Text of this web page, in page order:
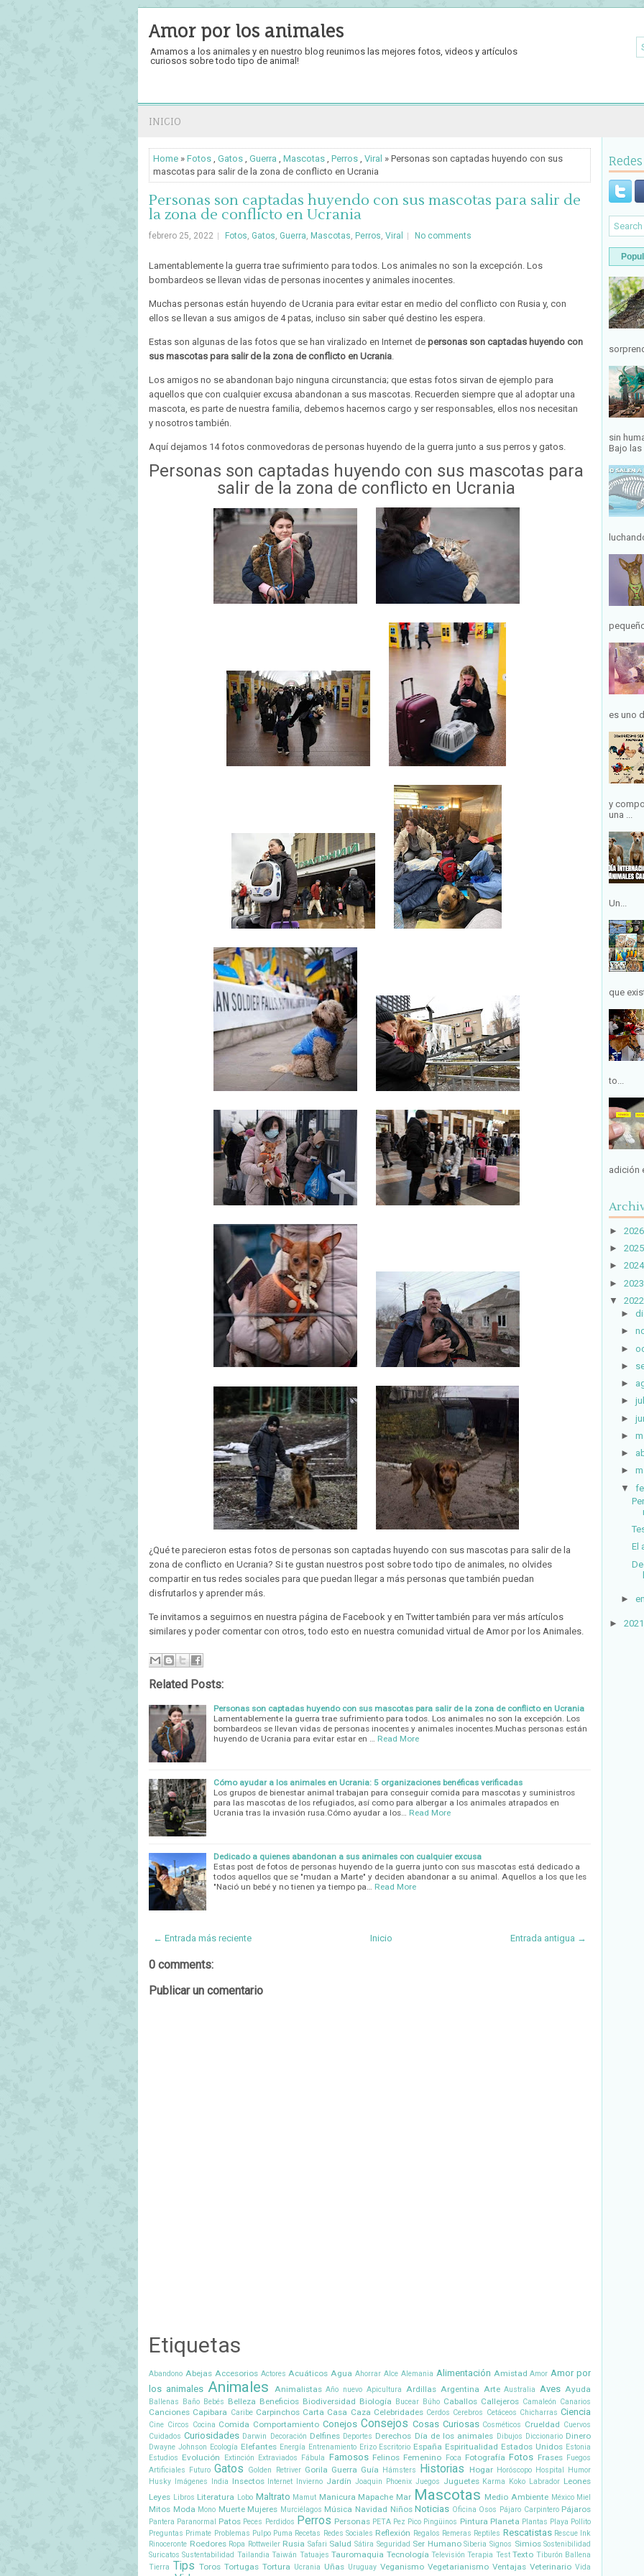
Amor por los animales
Amamos a los animales y en nuestro blog reunimos las mejores fotos, videos y artículos
curiosos sobre todo tipo de animal!
INICIO
Home » Fotos , Gatos , Guerra , Mascotas , Perros , Viral » Personas son captadas huyendo con sus
mascotas para salir de la zona de conflicto en Ucrania
Personas son captadas huyendo con sus mascotas para salir de
la zona de conflicto en Ucrania
febrero 25, 2022 Fotos, Gatos, Guerra, Mascotas, Perros, Viral No comments
Lamentablemente la guerra trae sufrimiento para todos. Los animales no son la excepción. Los
bombardeos se llevan vidas de personas inocentes y animales inocentes.
Muchas personas están huyendo de Ucrania para evitar estar en medio del conflicto con Rusia y, con
ellos se llevan a sus amigos de 4 patas, incluso sin saber qué destino les espera.
Estas son algunas de las fotos que se han viralizado en Internet de personas son captadas huyendo con
sus mascotas para salir de la zona de conflicto en Ucrania.
Los amigos no se abandonan bajo ninguna circunstancia; que estas fotos sirvan de ejemplo para
aquellos que con cualquier excusa abandonan a sus mascotas. Recuerden siempre que al adoptar una
mascota, es parte de nuestra familia, debemos hacernos cargo y ser responsables, ellos nos necesitan
y nosotros también.
Aquí dejamos 14 fotos conmovedoras de personas huyendo de la guerra junto a sus perros y gatos.
Personas son captadas huyendo con sus mascotas para
salir de la zona de conflicto en Ucrania
¿Qué te parecieron estas fotos de personas son captadas huyendo con sus mascotas para salir de la
zona de conflicto en Ucrania? Si te gustan nuestros post sobre todo tipo de animales, no olvides
compartir en tus redes sociales para que puedan llegar a más personas que también puedan
disfrutarlos y aprender más.
Te invitamos a seguirnos en nuestra página de Facebook y en Twitter también para ver más artículos
similares y poder comentar con otros, todo esto en nuestra comunidad virtual de Amor por los Animales.
Related Posts:
Personas son captadas huyendo con sus mascotas para salir de la zona de conflicto en Ucrania
Lamentablemente la guerra trae sufrimiento para todos. Los animales no son la excepción. Los
bombardeos se llevan vidas de personas inocentes y animales inocentes.Muchas personas están
huyendo de Ucrania para evitar estar en …
Read More
Cómo ayudar a los animales en Ucrania: 5 organizaciones benéficas verificadas
Los grupos de bienestar animal trabajan para conseguir comida para mascotas y suministros
para las mascotas de los refugiados, así como para albergar a los animales atrapados en
Ucrania tras la invasión rusa.Cómo ayudar a los…
Read More
Dedicado a quienes abandonan a sus animales con cualquier excusa
Estas post de fotos de personas huyendo de la guerra junto con sus mascotas está dedicado a
todos aquellos que se "mudan a Marte" y deciden abandonar a su animal. Aquellos a los que les
"Nació un bebé y no tienen ya tiempo pa…
Read More
← Entrada más reciente Entrada antigua →
Inicio
0 comments:
Publicar un comentario
Etiquetas
Abandono Abejas Accesorios Actores Acuáticos Agua Ahorrar Alce Alemania Alimentación Amistad Amor Amor por
los animales Animales Animalistas Año nuevo Apicultura Ardillas Argentina Arte Australia Aves Ayuda
Ballenas Baño Bebés Belleza Beneficios Biodiversidad Biología Bucear Búho Caballos Callejeros Camaleón Canarios
Canciones Capibara Caribe Carpinchos Carta Casa Caza Celebridades Cerdos Cerebros Cetáceos Chicharras Ciencia
Cine Circos Cocina Comida Comportamiento Conejos Consejos Cosas Curiosas Cosméticos Crueldad Cuervos
Cuidados Curiosidades Darwin Decoración Delfines Deportes Derechos Día de los animales Dibujos Diccionario Dinero
Dwayne Johnson Ecología Elefantes Energía Entrenamiento Erizo Escritorio España Espiritualidad Estados Unidos Estonia
Estudios Evolución Extinción Extraviados Fábula Famosos Felinos Femenino Foca Fotografía Fotos Frases Fuegos
Artificiales
Futuro Gatos Golden Retriver Gorila Guerra Guía Hámsters Historias Hogar Horóscopo Hospital
Humor
Husky
Imágenes India Insectos Internet Invierno Jardín Joaquin Phoenix Juegos Juguetes Karma Koko Labrador Leones
Leyes Libros Literatura Lobo Maltrato Mamut Manicura Mapache Mar Mascotas Medio Ambiente México Miel
Mitos Moda Mono Muerte Mujeres Murciélagos Música Navidad Niños Noticias Oficina Osos Pájaro Carpintero Pájaros
Pantera Paranormal Patos Peces Perdidos Perros Personas PETA Pez Pico Pingüinos Pintura Planeta Plantas Playa Pollito
Preguntas Primate Problemas Pulpo Puma Recetas Redes Sociales Reflexión Regalos Remeras Reptiles Rescatistas Rescue Ink
Rinoceronte Roedores Ropa Rottweiler Rusia Safari Salud Sátira Seguridad Ser Humano Siberia Signos Simios Sostenibilidad
Suricatos Sustentabilidad Tailandia Taiwán Tatuajes Tauromaquia Tecnología Televisión Terapia Test Texto Tiburón Ballena
Tierra Tips Toros Tortugas Tortura Ucrania Uñas Uruguay Veganismo Vegetarianismo Ventajas Veterinario Vida
sin
Bajo las
es uno
y
una ...
Un...
que
to...
adición
► 2026
► 2025
► 2024
► 2023
▼
2022
►
►
►
►
►
►
►
►
►
►
▼
El
►
► 2021